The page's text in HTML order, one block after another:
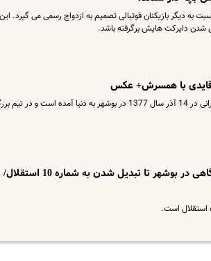
به دیگر بازیکنان فوتبالی تصمیم به ازدواج رسمی می
شدن دایرکت هایش برگرفته باشد.
با همسرش+ عکس
توپ می زند.
مهدی قایدی از
استقلال است.